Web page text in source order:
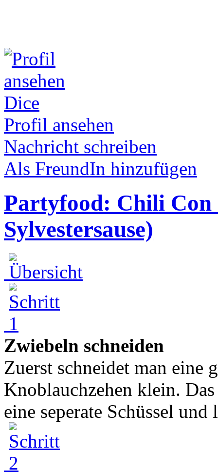
Dice
Profil ansehen
Nachricht schreiben
Als FreundIn hinzufügen
Partyfood: Chili Con
Sylvestersause)
Zwiebeln schneiden
Zuerst schneidet man eine
Knoblauchzehen klein.
eine seperate Schüssel